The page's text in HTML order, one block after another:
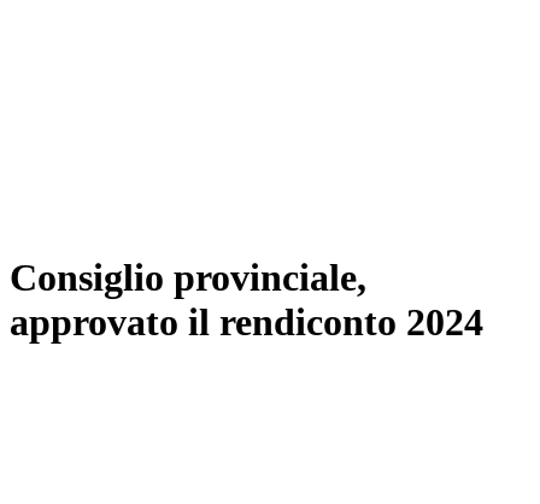
Consiglio provinciale,
approvato il rendiconto 2024